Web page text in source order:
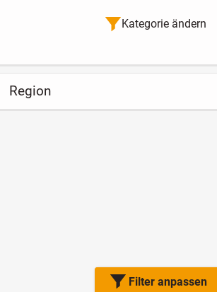
Filter anpassen
Kategorie ändern
Region